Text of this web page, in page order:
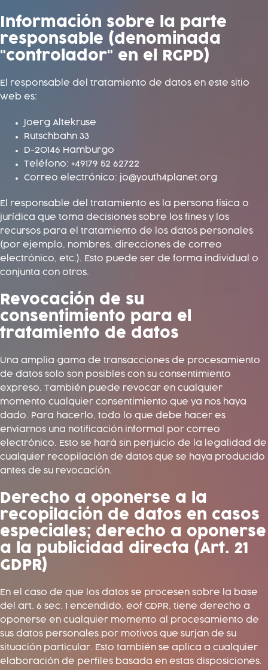
Información sobre la parte
responsable (denominada
"controlador" en el RGPD)
El responsable del tratamiento de datos en este sitio
web es:
Joerg Altekruse
Rutschbahn 33
D-20146 Hamburgo
Teléfono: +49179 52 62722
Correo electrónico: jo@youth4planet.org
El responsable del tratamiento es la persona física o
jurídica que toma decisiones sobre los fines y los
recursos para el tratamiento de los datos personales
(por ejemplo, nombres, direcciones de correo
electrónico, etc.). Esto puede ser de forma individual o
conjunta con otros.
Revocación de su
consentimiento para el
tratamiento de datos
Una amplia gama de transacciones de procesamiento
de datos solo son posibles con su consentimiento
expreso. También puede revocar en cualquier
momento cualquier consentimiento que ya nos haya
dado. Para hacerlo, todo lo que debe hacer es
enviarnos una notificación informal por correo
electrónico. Esto se hará sin perjuicio de la legalidad de
cualquier recopilación de datos que se haya producido
antes de su revocación.
Derecho a oponerse a la
recopilación de datos en casos
especiales; derecho a oponerse
a la publicidad directa (Art. 21
GDPR)
En el caso de que los datos se procesen sobre la base
del art. 6 sec. 1 encendido. eof GDPR, tiene derecho a
oponerse en cualquier momento al procesamiento de
sus datos personales por motivos que surjan de su
situación particular. Esto también se aplica a cualquier
elaboración de perfiles basada en estas disposiciones.